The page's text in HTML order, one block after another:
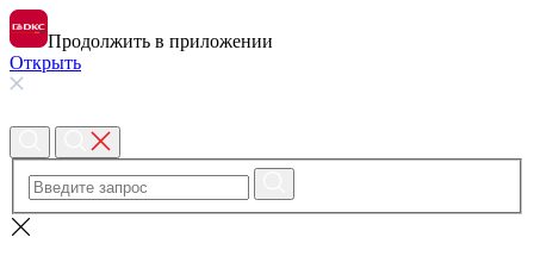
Продолжить в приложении
Открыть